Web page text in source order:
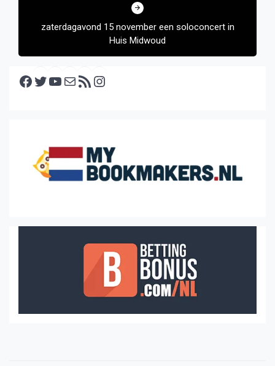
zaterdagavond 15 november een soloconcert in
Huis Midwoud
Facebook Twitter YouTube E-mail RSS feed